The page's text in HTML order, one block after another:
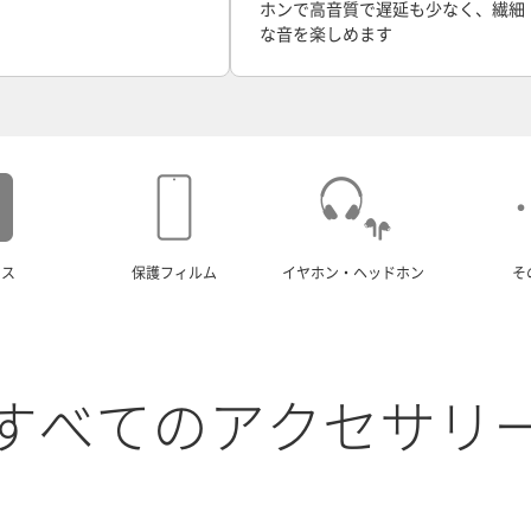
ホンで高音質で遅延も少なく、繊細
な音を楽しめます
保護フィルム イヤホン・ヘッドホン そ
べてのアクセサリ